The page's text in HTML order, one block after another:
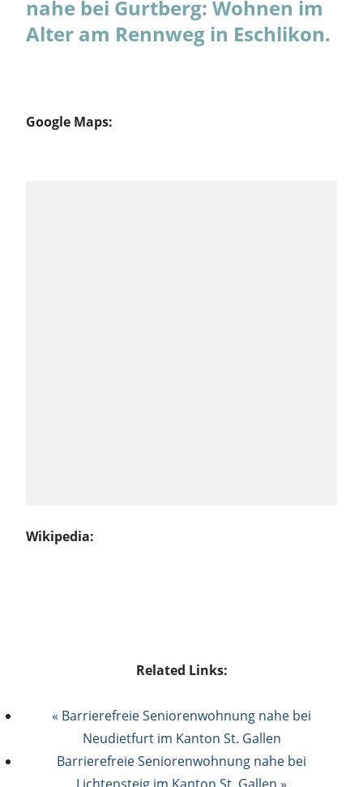
nahe bei Gurtberg: Wohnen im
Alter am Rennweg in Eschlikon.
Google Maps:
Wikipedia:
Related Links:
« Barrierefreie Seniorenwohnung nahe bei
Neudietfurt im Kanton St. Gallen
Barrierefreie Seniorenwohnung nahe bei